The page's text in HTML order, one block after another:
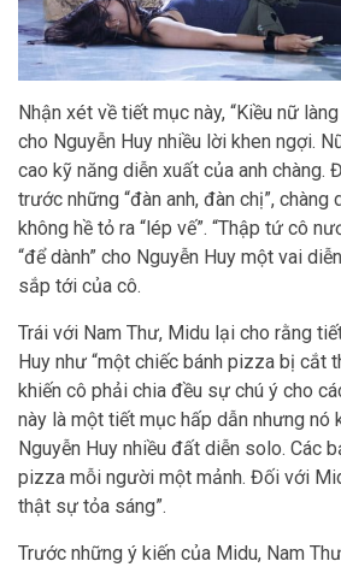
Nhận xét về tiết mục này, “Kiều nữ
cho Nguyễn Huy nhiều lời khen ngợi.
cao kỹ năng diễn xuất của anh chàng.
trước những “đàn anh, đàn chị”, chàng
không hề tỏ ra “lép vế”. “Thập tứ cô
“để dành” cho Nguyễn Huy một vai
sắp tới của cô.
Trái với Nam Thư, Midu lại cho rằng
Huy như “một chiếc bánh pizza bị cắt
khiến cô phải chia đều sự chú ý cho
này là một tiết mục hấp dẫn nhưng nó
Nguyễn Huy nhiều đất diễn solo. Các
pizza mỗi người một mảnh. Đối với
thật sự tỏa sáng”.
Trước những ý kiến của Midu, Nam